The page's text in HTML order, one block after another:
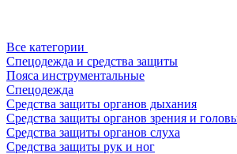
Все категории
Спецодежда и средства защиты
Пояса инструментальные
Спецодежда
Средства защиты органов дыхания
Средства защиты органов зрения и
Средства защиты органов слуха
Средства защиты рук и ног